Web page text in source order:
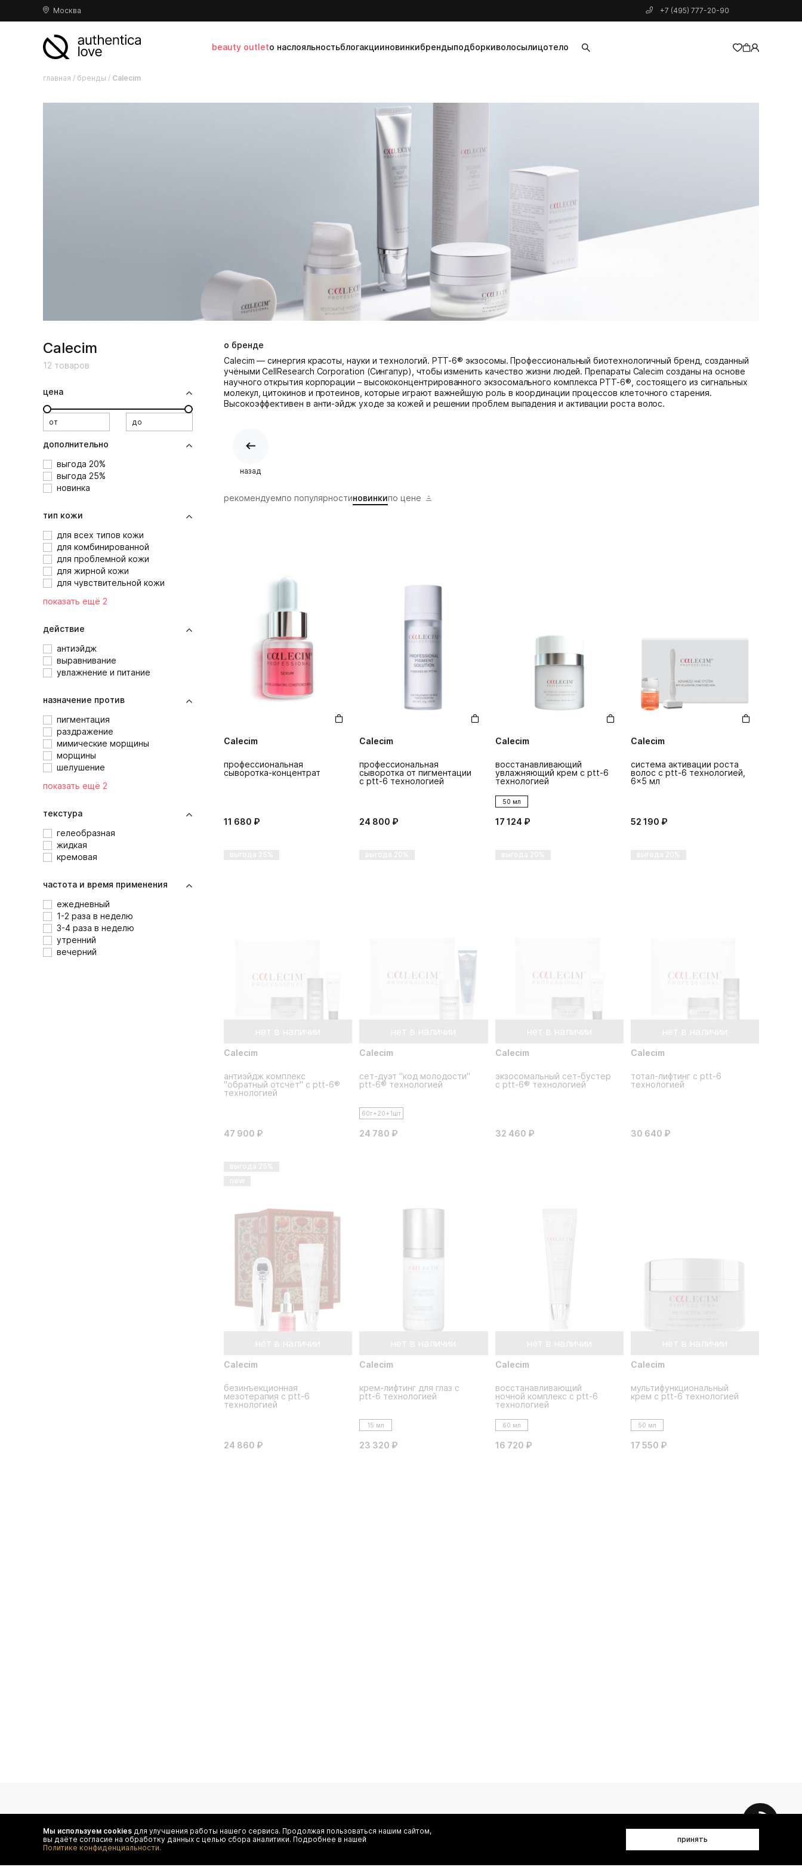
Москва +7 (495) 777-20-90
beauty outletо наслояльностьблогакцииновинкибрендыподборкиволосылицотело
главная / бренды / Calecim
Calecim
12 товаров
цена
от до
дополнительно
выгода 20%
выгода 25%
новинка
тип кожи
для всех типов кожи
для комбинированной
для проблемной кожи
для жирной кожи
для чувствительной кожи
показать ещё 2
действие
антиэйдж
выравнивание
увлажнение и питание
назначение против
пигментация
раздражение
мимические морщины
морщины
шелушение
показать ещё 2
текстура
гелеобразная
жидкая
кремовая
частота и время применения
ежедневный
1-2 раза в неделю
3-4 раза в неделю
утренний
вечерний
о бренде
Calecim — синергия красоты, науки и технологий. PTT-6® экзосомы. Профессиональный биотехнологичный бренд, созданный
учёными СellResearch Corporation (Сингапур), чтобы изменить качество жизни людей. Препараты Calecim созданы на основе
научного открытия корпорации – высококонцентрированного экзосомального комплекса PTT-6®, состоящего из сигнальных
молекул, цитокинов и протеинов, которые играют важнейшую роль в координации процессов клеточного старения.
Высокоэффективен в анти-эйдж уходе за кожей и решении проблем выпадения и активации роста волос.
назад
рекомендуемпо популярностиновинкипо цене
Calecim
профессиональная
сыворотка-концентрат
11 680 ₽
Calecim
профессиональная
сыворотка от пигментации
с ptt-6 технологией
24 800 ₽
Calecim
восстанавливающий
увлажняющий крем c ptt-6
технологией
50 мл
17 124 ₽
Calecim
система активации роста
волос с ptt-6 технологией,
6x5 мл
52 190 ₽
Calecim
антиэйдж комплекс
"обратный отсчёт" c ptt-6®
технологией
47 900 ₽
Calecim
сет-дуэт "код молодости"
ptt-6® технологией
60г+20+1шт
24 780 ₽
Calecim
экзосомальный сет-бустер
с ptt-6® технологией
32 460 ₽
Calecim
тотал-лифтинг c ptt-6
технологией
30 640 ₽
Calecim
безинъекционная
мезотерапия с ptt-6
технологией
24 860 ₽
Calecim
крем-лифтинг для глаз с
ptt-6 технологией
15 мл
23 320 ₽
Calecim
восстанавливающий
ночной комплекс с ptt-6
технологией
60 мл
16 720 ₽
Calecim
мультифункциональный
крем с ptt-6 технологией
50 мл
17 550 ₽
Чтобы в числе первых иметь доступ ко всем акциям
Я даю согласие на сбор, обработку и хранение моих персональных данных (имя, email, телефон) для получения рекламных и
Мы используем cookies для улучшения работы нашего сервиса. Продолжая пользоваться нашим сайтом,
вы даёте согласие на обработку данных с целью сбора аналитики. Подробнее в нашей
Политике конфиденциальности.
принять